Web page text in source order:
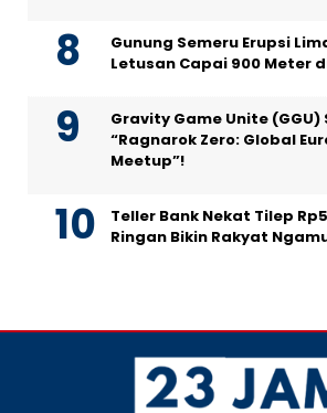
Gunung Semeru Erupsi
Letusan Capai 900 Meter
Gravity Game Unite (GGU)
“Ragnarok Zero: Global
Meetup”!
Teller Bank Nekat Tilep
Ringan Bikin Rakyat